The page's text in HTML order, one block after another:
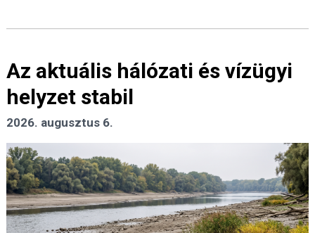
Az aktuális hálózati és vízügyi
helyzet stabil
2026. augusztus 6.